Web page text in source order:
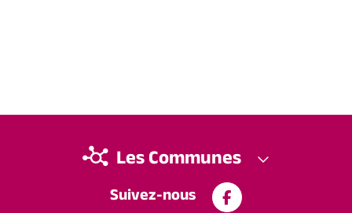
Suivez-nous
Les Communes